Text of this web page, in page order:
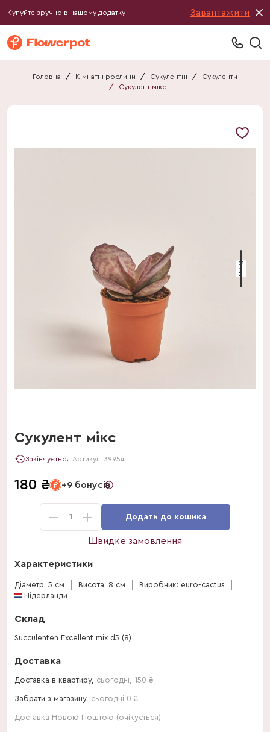
Купуйте зручно в нашому додатку Завантажити
Головна / Кімнатні рослини / Сукулентні /
Сукуленти
/
Сукулент мікс
8 см
Сукулент мікс
Закінчується Артикул: 39954
180 ₴ +9 бонусів
1 Додати до кошика
Швидке замовлення
Характеристики
Діаметр: 5 см Висота: 8 см
Виробник: euro-cactus
Нідерланди
Склад
Succulenten Excellent mix d5 (8)
Доставка
Доставка в квартиру, сьогодні 150 ₴
Забрати з магазину, сьогодні 0 ₴
Доставка Новою Поштою (очікується)